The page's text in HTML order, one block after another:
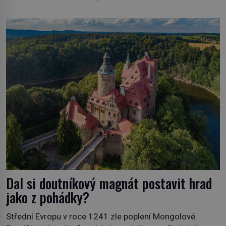
soukromé kolekce – diamantovou tiáru královny Marie.
„Je to ošklivá špičatá tiára,“ zhodnotil klenot britský
politik Sir Henry Channon (1897–1958), když si […]
Dal si doutníkový magnát postavit hrad
jako z pohádky?
Střední Evropu v roce 1241 zle poplení Mongolové.